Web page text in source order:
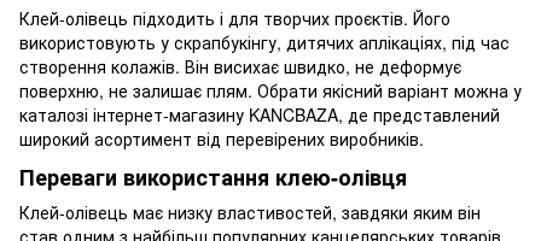
Клей-олівець підходить і для творчих проєктів. Його
використовують у скрапбукінгу, дитячих аплікаціях, під час
створення колажів. Він висихає швидко, не деформує
поверхню, не залишає плям. Обрати якісний варіант можна у
каталозі інтернет-магазину KANCBAZA, де представлений
широкий асортимент від перевірених виробників.
Переваги використання клею-олівця
Клей-олівець має низку властивостей, завдяки яким він
став одним з найбільш популярних канцелярських товарів.